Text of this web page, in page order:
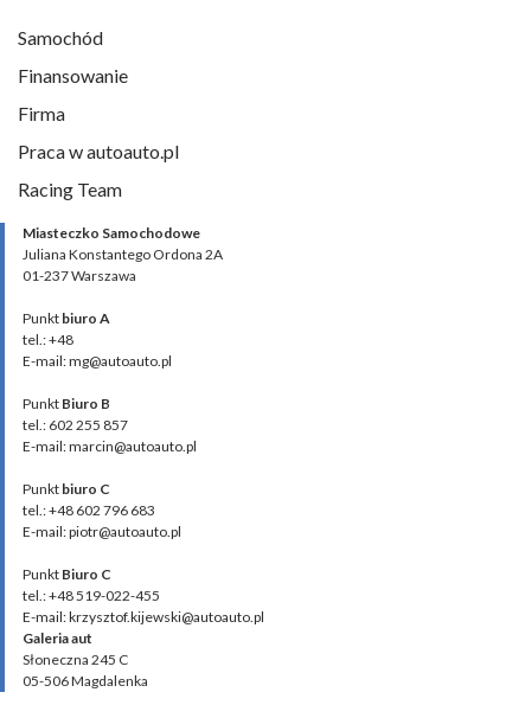
Samochód
Finansowanie
Firma
Praca w autoauto.pl
Racing Team
Miasteczko Samochodowe
Juliana Konstantego Ordona 2A
01-237 Warszawa
Punkt biuro A
tel.: +48
E-mail: mg@autoauto.pl
Punkt Biuro B
tel.: 602 255 857
E-mail: marcin@autoauto.pl
Punkt biuro C
tel.: +48 602 796 683
E-mail: piotr@autoauto.pl
Punkt Biuro C
tel.: +48 519-022-455
E-mail: krzysztof.kijewski@autoauto.pl
Galeria aut
Słoneczna 245 C
05-506 Magdalenka